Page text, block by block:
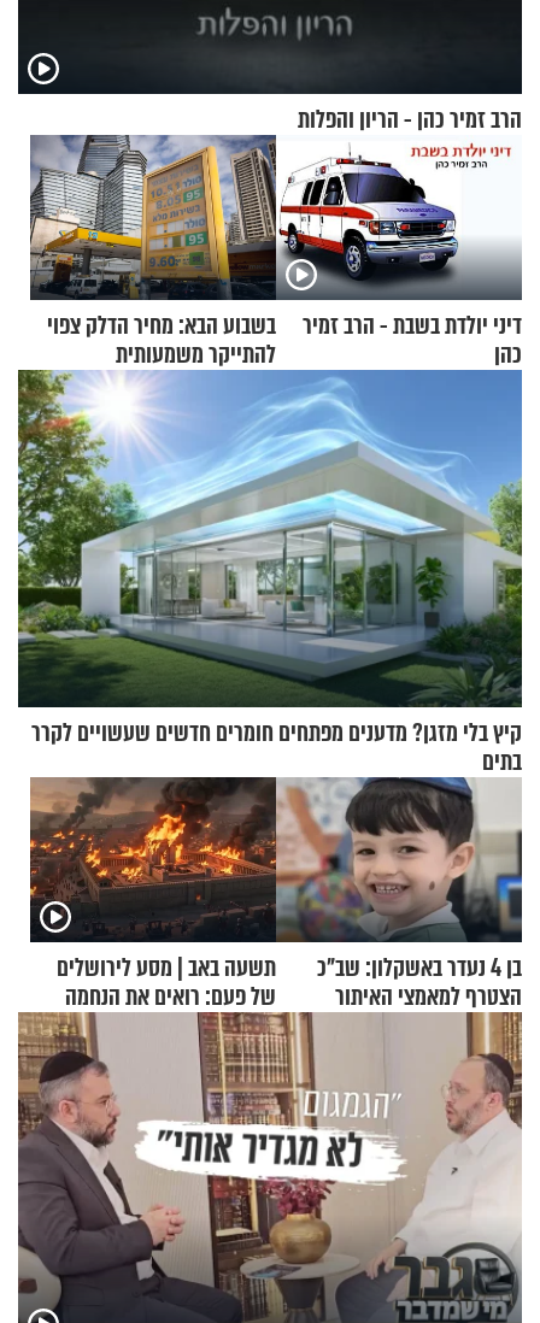
הרב זמיר כהן - הריון והפלות
דיני יולדת בשבת - הרב זמיר
כהן
בשבוע הבא: מחיר הדלק צפוי
להתייקר משמעותית
קיץ בלי מזגן? מדענים מפתחים חומרים חדשים שעשויים לקרר
בתים
בן 4 נעדר באשקלון: שב"כ
הצטרף למאמצי האיתור
תשעה באב | מסע לירושלים
של פעם: רואים את הנחמה